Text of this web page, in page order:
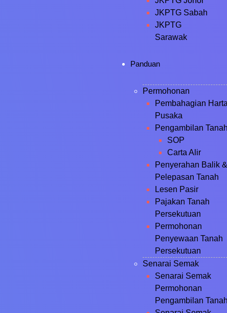
JKPTG Sabah
JKPTG
Sarawak
Panduan
Permohonan
Pembahagian Harta
Pusaka
Pengambilan Tanah
SOP
Carta Alir
Penyerahan Balik &
Pelepasan Tanah
Lesen Pasir
Pajakan Tanah
Persekutuan
Permohonan
Penyewaan Tanah
Persekutuan
Senarai Semak
Senarai Semak
Permohonan
Pengambilan Tanah